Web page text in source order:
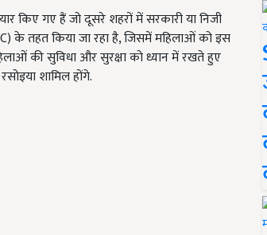
किए गए हैं जो दूसरे शहरों में सरकारी या निजी
के तहत किया जा रहा है, जिसमें महिलाओं को इस
की सुविधा और सुरक्षा को ध्यान में रखते हुए
शामिल होंगे.